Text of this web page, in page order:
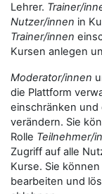
Lehrer. Trainer/
Nutzer/innen in
Trainer/innen
Kursen anlegen
Moderator/innen
die Plattform
einschränken und
verändern. Sie
Rolle Teilnehmer/in
Zugriff auf alle
Kurse. Sie
bearbeiten und